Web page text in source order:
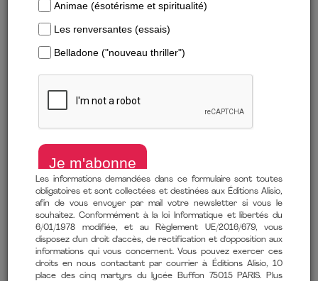
RESPONSABILISEZ ET
AUTONOMISEZ VOTRE
Les informations demandées dans ce formulaire sont toutes
obligatoires et sont collectées et destinées aux Éditions Alisio,
afin de vous envoyer par mail votre newsletter si vous le
souhaitez. Conformément à la loi Informatique et libertés du
6/01/1978 modifiée, et au Règlement UE/2016/679, vous
disposez d'un droit d'accès, de rectification et d'opposition aux
informations qui vous concernent. Vous pouvez exercer ces
droits en nous contactant par courrier à Éditions Alisio, 10
place des cinq martyrs du lycée Buffon 75015 PARIS. Plus